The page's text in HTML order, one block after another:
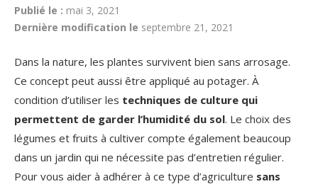
Publié le : mai 3, 2021
Dernière modification le septembre 21, 2021
Dans la nature, les plantes survivent bien sans arrosage.
Ce concept peut aussi être appliqué au potager. À
condition d’utiliser les techniques de culture qui
permettent de garder l’humidité du sol. Le choix des
légumes et fruits à cultiver compte également beaucoup
dans un jardin qui ne nécessite pas d’entretien régulier.
Pour vous aider à adhérer à ce type d’agriculture sans